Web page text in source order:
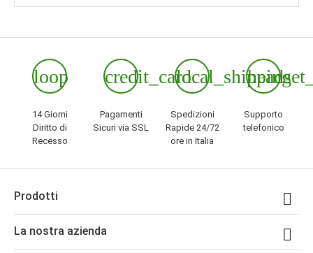
loop
14 Giorni
Diritto di
Recesso
credit_card
Pagamenti
Sicuri via SSL
local_shipping
Spedizioni
Rapide 24/72
ore in Italia
Supporto
telefonico
Prodotti 
La nostra azienda 